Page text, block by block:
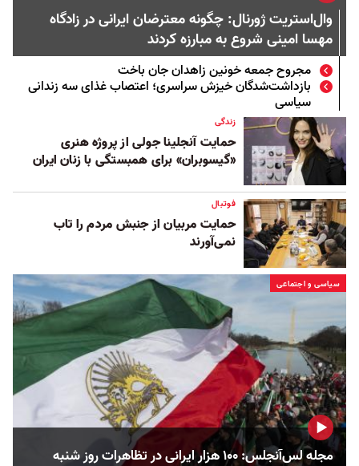
وال‌استریت ژورنال: چگونه معترضان ایرانی در زادگاه
مهسا امینی شروع به مبارزه کردند
مجروح جمعه خونین زاهدان جان باخت
بازداشت‌شدگان خیزش سراسری؛ اعتصاب غذای سه زندانی
سیاسی
زندگی
حمایت آنجلینا جولی از پروژه هنری
«گیسوبران» برای همبستگی با زنان ایران
فوتبال
حمایت مربیان از جنبش مردم را تاب
نمی‌آورند
سیاسی و اجتماعی
مجله لس‌آنجلس: ۱۰۰ هزار ایرانی در تظاهرات روز شنبه